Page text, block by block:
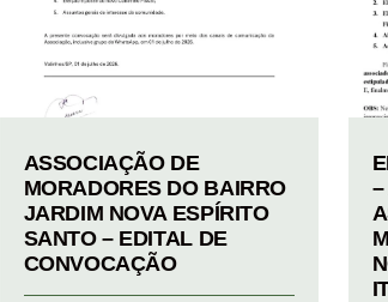
ASSOCIAÇÃO DE
MORADORES DO BAIRRO
JARDIM NOVA ESPÍRITO
SANTO – EDITAL DE
CONVOCAÇÃO
–